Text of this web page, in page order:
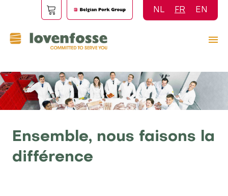
principal
NL FR EN
Ensemble, nous faisons la
différence